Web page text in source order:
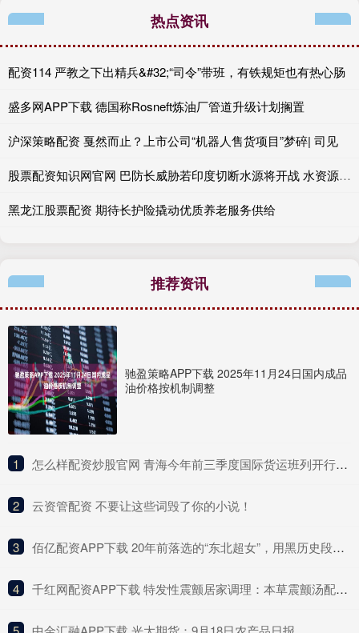
热点资讯
配资114 严教之下出精兵&#32;“司令”带班，有铁规矩也有热心肠
盛多网APP下载 德国称Rosneft炼油厂管道升级计划搁置
沪深策略配资 戛然而止？上市公司“机器人售货项目”梦碎| 司见
股票配资知识网官网 巴防长威胁若印度切断水源将开战 水资源成导火索
黑龙江股票配资 期待长护险撬动优质养老服务供给
推荐资讯
驰盈策略APP下载 2025年11月24日国内成品
油价格按机制调整
1 ​怎么样配资炒股官网 青海今年前三季度国际货运班列开行量创新高
2 ​云资管配资 不要让这些词毁了你的小说！
3 ​佰亿配资APP下载 20年前落选的“东北超女”，用黑历史段子杀回来了
4 ​千红网配资APP下载 特发性震颤居家调理：本草震颤汤配合下的护颤饮品与活动场景及季节适配